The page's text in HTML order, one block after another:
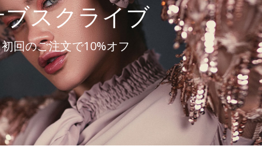
スクライブ
初回のご注文で10%オフ